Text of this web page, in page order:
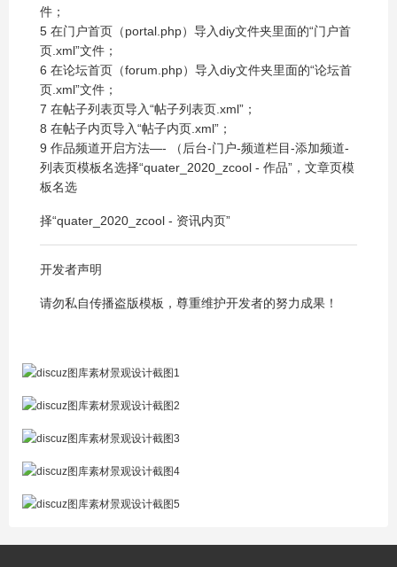
件；
5 在门户首页（portal.php）导入diy文件夹里面的“门户首
页.xml”文件；
6 在论坛首页（forum.php）导入diy文件夹里面的“论坛首
页.xml”文件；
7 在帖子列表页导入“帖子列表页.xml”；
8 在帖子内页导入“帖子内页.xml”；
9 作品频道开启方法—- （后台-门户-频道栏目-添加频道-
列表页模板名选择“quater_2020_zcool - 作品”，文章页模
板名选
择“quater_2020_zcool - 资讯内页”
开发者声明
请勿私自传播盗版模板，尊重维护开发者的努力成果！